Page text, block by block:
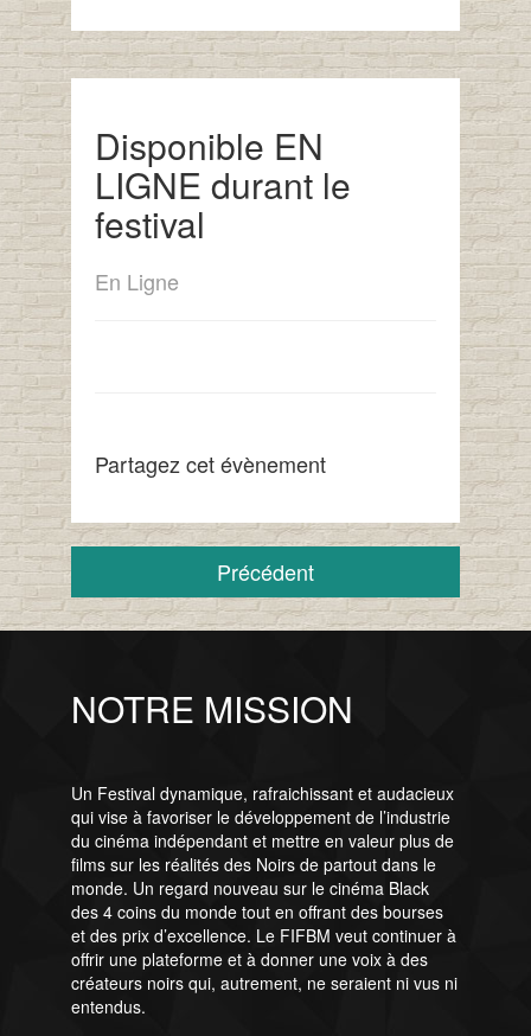
Disponible EN
LIGNE durant le
festival
En Ligne
Partagez cet évènement
Précédent
NOTRE MISSION
Un Festival dynamique, rafraichissant et audacieux
qui vise à favoriser le développement de l’industrie
du cinéma indépendant et mettre en valeur plus de
films sur les réalités des Noirs de partout dans le
monde. Un regard nouveau sur le cinéma Black
des 4 coins du monde tout en offrant des bourses
et des prix d’excellence. Le FIFBM veut continuer à
offrir une plateforme et à donner une voix à des
créateurs noirs qui, autrement, ne seraient ni vus ni
entendus.